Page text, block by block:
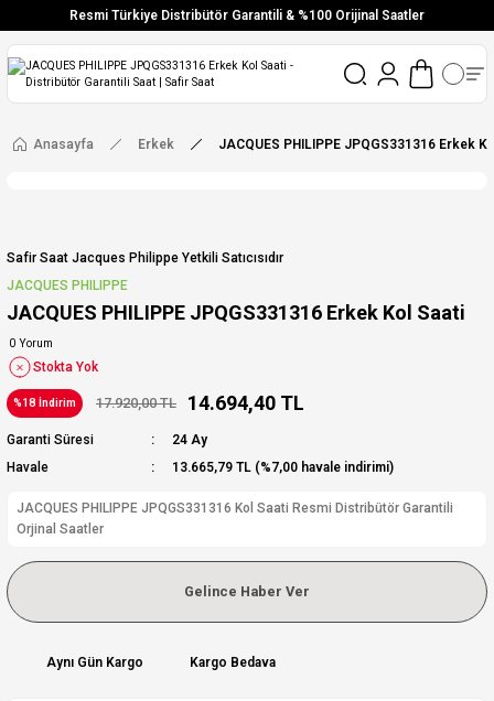
Resmi Türkiye Distribütör Garantili & %100 Orijinal Saatler
Vade Farksız 6 Taksit
Aynı Gün Stoktan Gönderim
Ücretsiz Kargo
Anasayfa Erkek JACQUES PHILIPPE JPQGS331316 Erkek
Safir Saat Jacques Philippe Yetkili Satıcısıdır
JACQUES PHILIPPE
JACQUES PHILIPPE JPQGS331316 Erkek Kol Saati
0 Yorum
Stokta Yok
%18 İndirim 17.920,00 TL 14.694,40 TL
Garanti Süresi
24 Ay
Havale
13.665,79 TL (%7,00 havale indirimi)
JACQUES PHILIPPE JPQGS331316 Kol Saati Resmi Distribütör Garantili
Orjinal Saatler
Gelince Haber Ver
Aynı Gün Kargo Kargo Bedava